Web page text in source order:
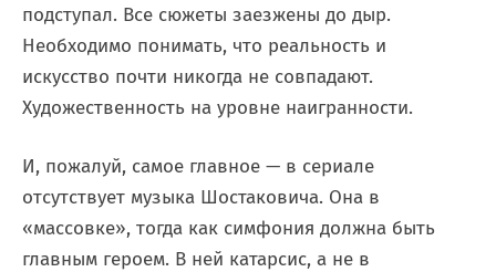
подступал. Все сюжеты заезжены до дыр.
Необходимо понимать, что реальность и
искусство почти никогда не совпадают.
Художественность на уровне наигранности.
И, пожалуй, самое главное — в сериале
отсутствует музыка Шостаковича. Она в
«массовке», тогда как симфония должна быть
главным героем. В ней катарсис, а не в